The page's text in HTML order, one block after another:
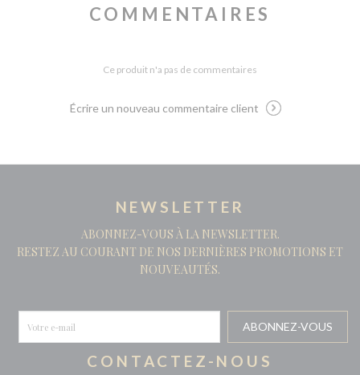
COMMENTAIRES
Ce produit n'a pas de commentaires
Écrire un nouveau commentaire client
NEWSLETTER
ABONNEZ-VOUS À LA NEWSLETTER.
RESTEZ AU COURANT DE NOS DERNIÈRES PROMOTIONS ET
NOUVEAUTÉS.
CONTACTEZ-NOUS